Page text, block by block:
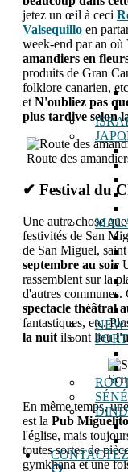
NEW
jetez un œil à ceci
Valsequillo en
week-end par an
amandiers en
produits de Gran
folklore canarien,
et N'oubliez pas
plus tardive selon
Route des
✔ Festival du
Une autre chose
festivités de San
de San Miguel,
septembre au soir
rassemblent sur la
d'autres communes.
spectacle théâtral
fantastiques, etc.
la nuit ils ont lieu
En même temps,
est la Pub Miguelito
l'église, mais
toutes sortes de
gymkhana et une